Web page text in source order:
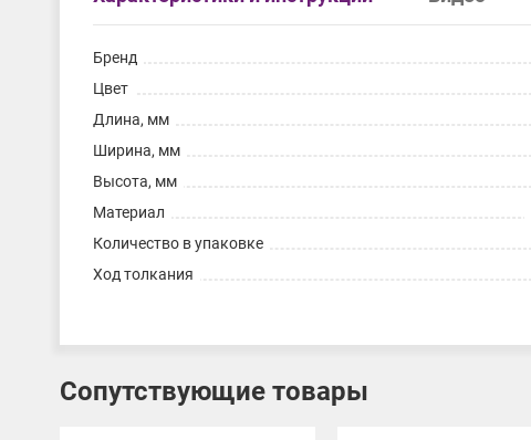
Бренд
Цвет
Длина, мм
Ширина, мм
Высота, мм
Материал
Количество в упаковке
Ход толкания
Сопутствующие товары